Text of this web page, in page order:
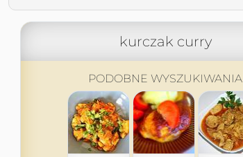
kurczak curry
PODOBNE WYSZUKIWANIA